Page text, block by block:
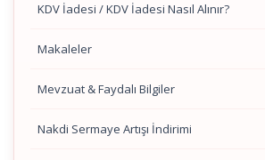
KDV İadesi / KDV İadesi Nasıl Alınır?
Makaleler
Mevzuat & Faydalı Bilgiler
Nakdi Sermaye Artışı İndirimi